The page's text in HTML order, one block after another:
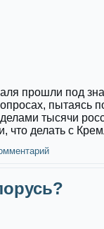
прошли под
пытаясь
тысячи
что делать с